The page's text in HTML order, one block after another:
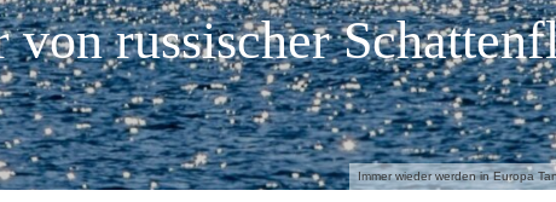
Immer wieder werden in Europa
russischer